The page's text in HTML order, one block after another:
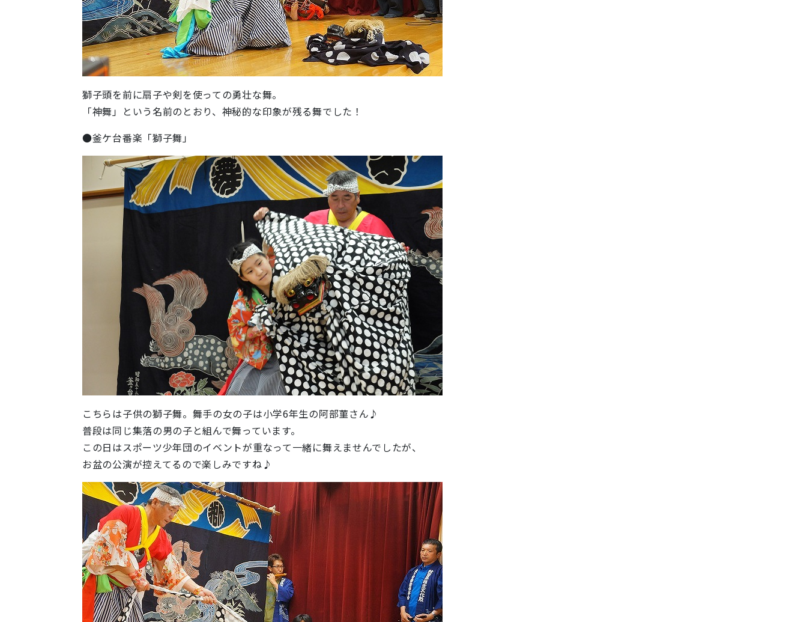
獅子頭を前に扇子や剣を使っての勇壮な舞。
「神舞」という名前のとおり、神秘的な印象が残る舞でした！
●釜ケ台番楽「獅子舞」
こちらは子供の獅子舞。舞手の女の子は小学6年生の阿部菫さん♪
普段は同じ集落の男の子と組んで舞っています。
この日はスポーツ少年団のイベントが重なって一緒に舞えませんでしたが、
お盆の公演が控えてるので楽しみですね♪